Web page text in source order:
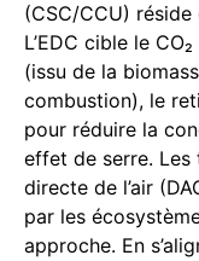
(CSC/CCU)
L’EDC cible le
(issu de la
combustion), le
pour réduire la
effet de serre. Les
directe de l’air
par les
approche. En